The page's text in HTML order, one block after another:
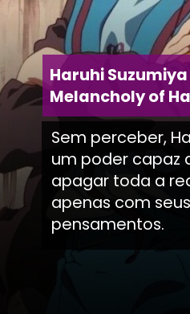
Sem perceber,
um poder capaz
apagar toda a
apenas com seus
pensamentos.
Haruhi
Melancholy of